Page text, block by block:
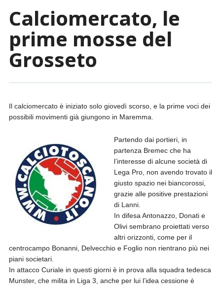
Calciomercato, le
prime mosse del
Grosseto
Il calciomercato è iniziato solo giovedì scorso, e la prime voci dei
possibili movimenti già giungono in Maremma.
Partendo dai portieri, in
partenza Bremec che ha
l’interesse di alcune società di
Lega Pro, non avendo trovato il
giusto spazio nei biancorossi,
grazie alle positive prestazioni
di Lanni.
In difesa Antonazzo, Donati e
Olivi sembrano proiettati verso
altri orizzonti, come per il
centrocampo Bonanni, Delvecchio e Foglio non rientrano più nei
piani societari.
In attacco Curiale in questi giorni è in prova alla squadra tedesca
Munster, che milita in Liga 3, anche per lui l’idea cessione è